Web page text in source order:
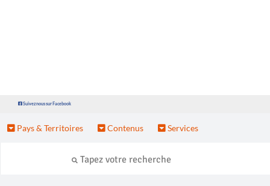
Suivez nous sur Facebook
Pays & Territoires Contenus Services